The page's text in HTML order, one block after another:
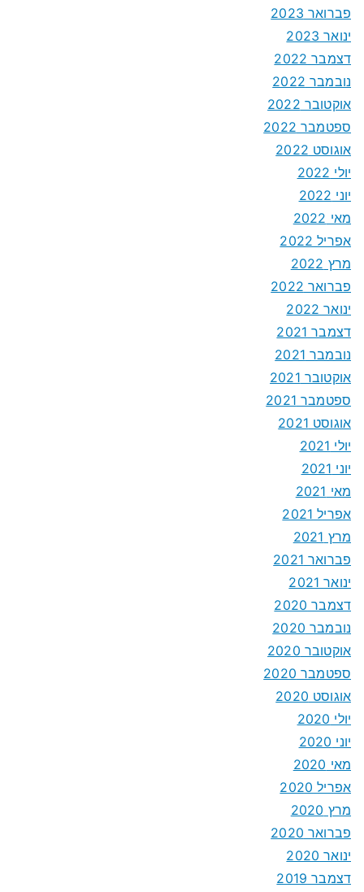
פברואר 2023
ינואר 2023
דצמבר 2022
נובמבר 2022
אוקטובר 2022
ספטמבר 2022
אוגוסט 2022
יולי 2022
יוני 2022
מאי 2022
אפריל 2022
מרץ 2022
פברואר 2022
ינואר 2022
דצמבר 2021
נובמבר 2021
אוקטובר 2021
ספטמבר 2021
אוגוסט 2021
יולי 2021
יוני 2021
מאי 2021
אפריל 2021
מרץ 2021
פברואר 2021
ינואר 2021
דצמבר 2020
נובמבר 2020
אוקטובר 2020
ספטמבר 2020
אוגוסט 2020
יולי 2020
יוני 2020
מאי 2020
אפריל 2020
מרץ 2020
פברואר 2020
ינואר 2020
דצמבר 2019